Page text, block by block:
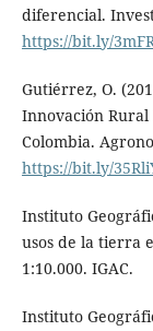
diferencial.
https://bit.ly/
Gutiérrez, O.
Innovación
Colombia.
https://bit.ly/
Instituto
usos de la tierra
1:10.000. IGAC.
Instituto